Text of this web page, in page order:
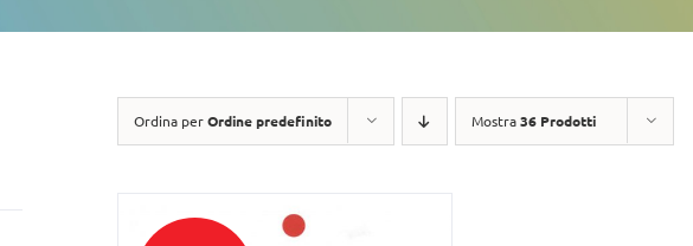
Ordina perOrdine predefinito Mostra36 Prodotti